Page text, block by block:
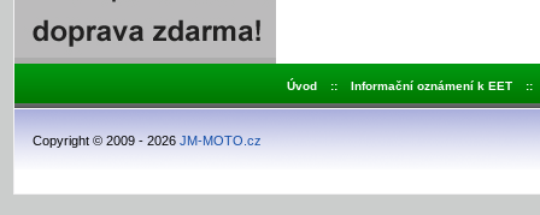
Úvod :: Informační oznámení k EET ::
Copyright © 2009 - 2026 JM-MOTO.cz